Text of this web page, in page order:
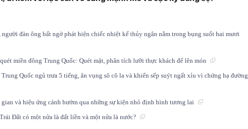
đàn ông bất ngờ phát hiện chiếc nhiệt kế thủy ngân nằm trong bụng suốt hai mươi
miền đông Trung Quốc: Quét mặt, phân tích lưỡi thực khách để lên món
Quốc ngủ trưa 5 tiếng, ăn vụng sô cô la và khiến sếp suýt ngất xỉu vì chứng hạ đường
và hiệu ứng cánh bướm qua những sự kiện nhỏ định hình tương lai
Đất có một nửa là đất liền và một nửa là nước?